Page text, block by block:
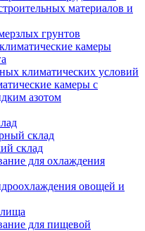
материалов и
грунтов
камеры
климатических условий
камеры с
азотом
склад
склад
для охлаждения
овощей и
для пищевой